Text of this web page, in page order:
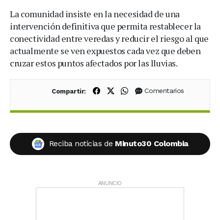
La comunidad insiste en la necesidad de una
intervención definitiva que permita restablecer la
conectividad entre veredas y reducir el riesgo al que
actualmente se ven expuestos cada vez que deben
cruzar estos puntos afectados por las lluvias.
Compartir: Compartir en Facebook
Compartir en X (Twitter)
Compartir en WhatsApp
Comentarios
Reciba noticias de Minuto30 Colombia
ANUNCIO